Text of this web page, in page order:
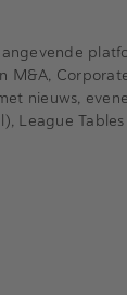
M&A,
nieuws,
League